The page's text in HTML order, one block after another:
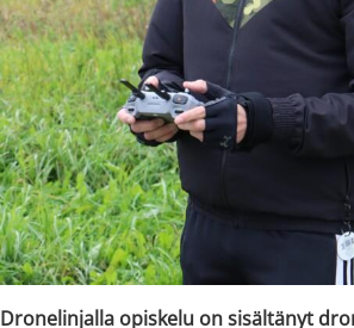
Dronelinjalla opiskelu on sisältänyt